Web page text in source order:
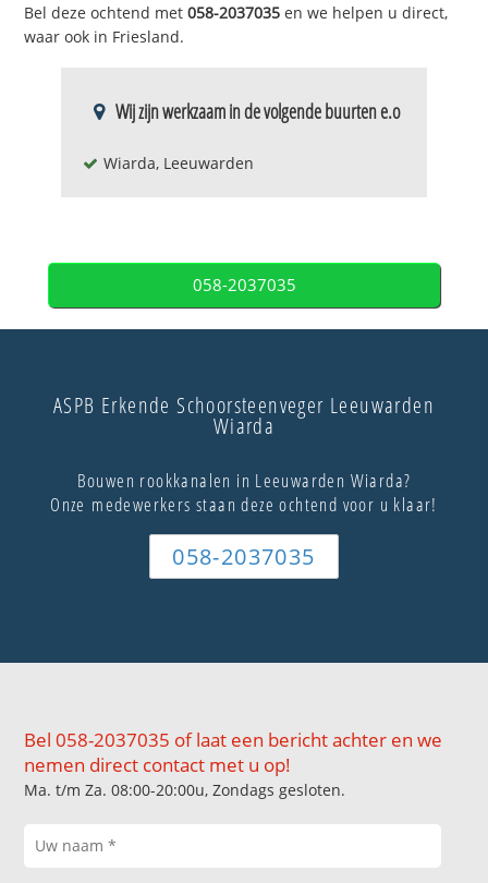
Bel deze ochtend met058-2037035 en we helpen u direct,
waar ook in Friesland.
Wij zijn werkzaam in de volgende buurten e.o
Wiarda, Leeuwarden
058-2037035
ASPB Erkende Schoorsteenveger Leeuwarden
Wiarda
Bouwen rookkanalen in Leeuwarden Wiarda?
Onze medewerkers staan deze ochtend voor u klaar!
058-2037035
Bel 058-2037035 of laat een bericht achter en we
nemen direct contact met u op!
Ma. t/m Za. 08:00-20:00u, Zondags gesloten.